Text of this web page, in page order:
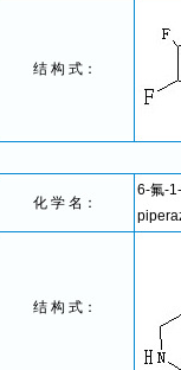
结 构 式：
化 学 名：
6-氟-
结 构 式：